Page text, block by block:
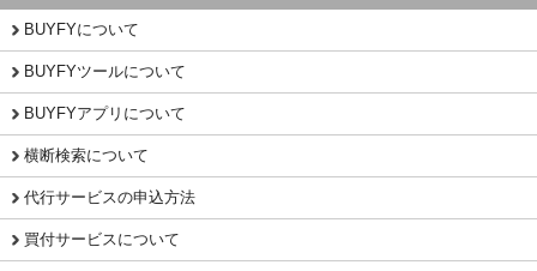
BUYFYについて
BUYFYツールについて
BUYFYアプリについて
横断検索について
代行サービスの申込方法
買付サービスについて